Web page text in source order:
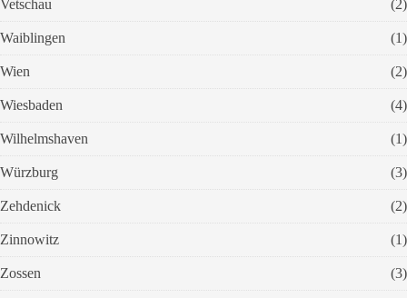
Vetschau (2)
Waiblingen (1)
Wien (2)
Wiesbaden (4)
Wilhelmshaven (1)
Würzburg (3)
Zehdenick (2)
Zinnowitz (1)
Zossen (3)